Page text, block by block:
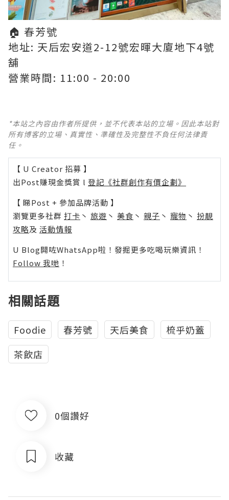
🏠 春芳號
地址: 天后宏安道2-12號宏暉大廈地下4號
舖
營業時間: 11:00 - 20:00
*本站之內容由作者所提供，並不代表本站的立場。因此本站對
所有博客的立場、真實性、準確性及完整性不負任何法律責
任。
【 U Creator 招募 】
出Post賺現金獎賞 l 登記《社群創作有價企劃》
【 睇Post + 參加品牌活動 】
瀏覽更多社群 打卡 丶 旅遊 丶 美食 丶 親子 丶 寵物 丶 扮靚
攻略及 活動情報
U Blog開咗WhatsApp啦！發掘更多吃喝玩樂資訊！
Follow 我哋 ！
相關話題
Foodie 春芳號 天后美食
梳乎奶蓋
茶飲店
0個讚好
收藏